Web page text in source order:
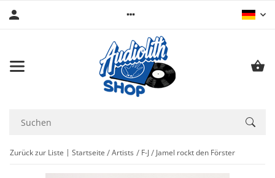
Zurück zur Liste Startseite Artists F-J Jamel rockt den Förster